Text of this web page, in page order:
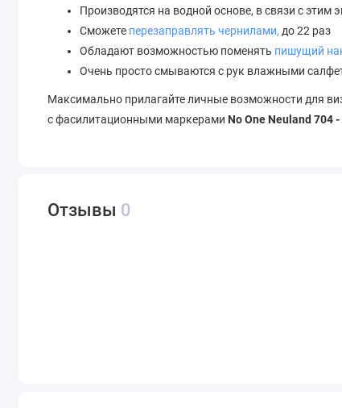
Производятся на водной основе, в связи с этим
Сможете перезаправлять чернилами, до 22 раз
Обладают возможностью поменять пишущий
Очень просто смываются с рук влажными
Максимально прилагайте личные возможности для
с фасилитационными маркерами No One Neuland 704
Отзывы 0